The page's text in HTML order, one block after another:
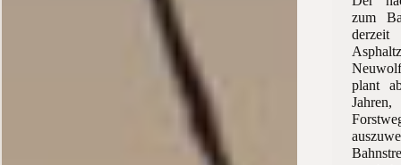
zum
plant